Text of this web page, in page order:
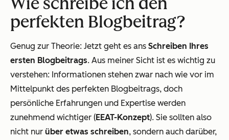
perfekten Blogbeitrag?
Genug zur Theorie: Jetzt geht es ans Schreiben Ihres
ersten Blogbeitrags. Aus meiner Sicht ist es wichtig zu
verstehen: Informationen stehen zwar nach wie vor im
Mittelpunkt des perfekten Blogbeitrags, doch
persönliche Erfahrungen und Expertise werden
zunehmend wichtiger (EEAT-Konzept). Sie sollten also
nicht nur über etwas schreiben, sondern auch darüber,